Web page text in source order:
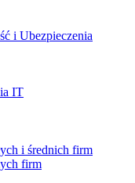
i Ubezpieczenia
IT
i średnich firm
firm